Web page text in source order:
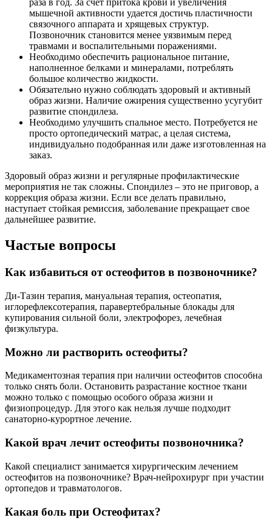
раза в год. За счет притока крови и увеличения
мышечной активности удается достичь пластичности
связочного аппарата и хрящевых структур.
Позвоночник становится менее уязвимым перед
травмами и воспалительными поражениями.
Необходимо обеспечить рациональное питание,
наполненное белками и минералами, потреблять
большое количество жидкости.
Обязательно нужно соблюдать здоровый и активный
образ жизни. Наличие ожирения существенно усугубит
развитие спондилеза.
Необходимо улучшить спальное место. Потребуется не
просто ортопедический матрас, а целая система,
индивидуально подобранная или даже изготовленная на
заказ.
Здоровый образ жизни и регулярные профилактические
мероприятия не так сложны. Спондилез – это не приговор, а
коррекция образа жизни. Если все делать правильно,
наступает стойкая ремиссия, заболевание прекращает свое
дальнейшее развитие.
Частые вопросы
Как избавиться от остеофитов в позвоночнике?
Ди-Тазин терапия, мануальная терапия, остеопатия,
иглорефлексотерапия, паравертебральные блокады для
купирования сильной боли, электрофорез, лечебная
физкультура.
Можно ли растворить остеофиты?
Медикаментозная терапия при наличии остеофитов способна
только снять боли. Остановить разрастание костное ткани
можно только с помощью особого образа жизни и
физиопроцедур. Для этого как нельзя лучше подходит
санаторно-курортное лечение.
Какой врач лечит остеофиты позвоночника?
Какой специалист занимается хирургическим лечением
остеофитов на позвоночнике? Врач-нейрохирург при участии
ортопедов и травматологов.
Какая боль при Остеофитах?